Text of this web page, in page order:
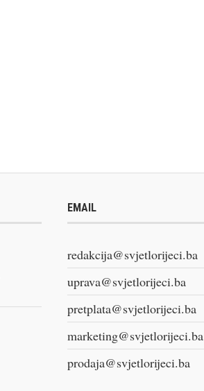
EMAIL
redakcija@svjetlorijeci.ba
uprava@svjetlorijeci.ba
pretplata@svjetlorijeci.ba
marketing@svjetlorijeci.ba
prodaja@svjetlorijeci.ba